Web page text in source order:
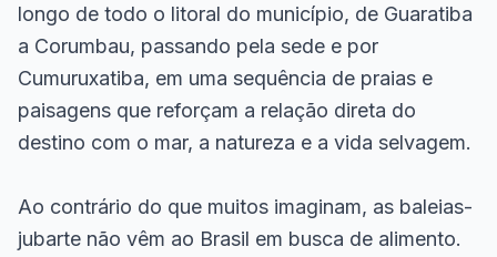
longo de todo o litoral do município, de Guaratiba
a Corumbau, passando pela sede e por
Cumuruxatiba, em uma sequência de praias e
paisagens que reforçam a relação direta do
destino com o mar, a natureza e a vida selvagem.
Ao contrário do que muitos imaginam, as baleias-
jubarte não vêm ao Brasil em busca de alimento.